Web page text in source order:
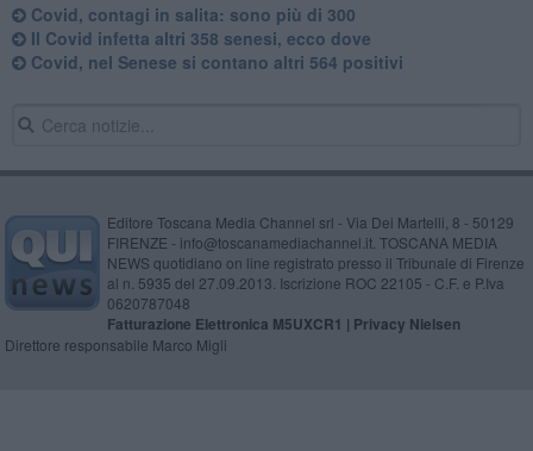
Covid, contagi in salita: sono più di 300
Il Covid infetta altri 358 senesi, ecco dove
Covid, nel Senese si contano altri 564 positivi
Editore Toscana Media Channel srl - Via Dei Martelli, 8 - 50129
FIRENZE - info@toscanamediachannel.it. TOSCANA MEDIA
NEWS quotidiano on line registrato presso il Tribunale di Firenze
al n. 5935 del 27.09.2013. Iscrizione ROC 22105 - C.F. e P.Iva
0620787048
Fatturazione Elettronica M5UXCR1 | Privacy Nielsen
Direttore responsabile Marco Migli